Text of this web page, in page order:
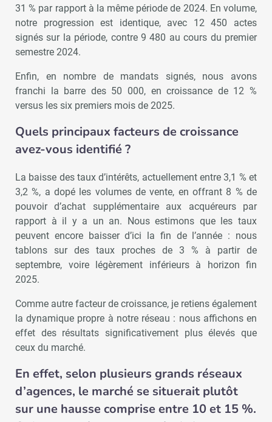
31 % par rapport à la même période de 2024. En volume,
notre progression est identique, avec 12 450 actes
signés sur la période, contre 9 480 au cours du premier
semestre 2024.
Enfin, en nombre de mandats signés, nous avons
franchi la barre des 50 000, en croissance de 12 %
versus les six premiers mois de 2025.
Quels principaux facteurs de croissance
avez-vous identifié ?
La baisse des taux d’intérêts, actuellement entre 3,1 % et
3,2 %, a dopé les volumes de vente, en offrant 8 % de
pouvoir d’achat supplémentaire aux acquéreurs par
rapport à il y a un an. Nous estimons que les taux
peuvent encore baisser d’ici la fin de l’année : nous
tablons sur des taux proches de 3 % à partir de
septembre, voire légèrement inférieurs à horizon fin
2025.
Comme autre facteur de croissance, je retiens également
la dynamique propre à notre réseau : nous affichons en
effet des résultats significativement plus élevés que
ceux du marché.
En effet, selon plusieurs grands réseaux
d’agences, le marché se situerait plutôt
sur une hausse comprise entre 10 et 15 %.